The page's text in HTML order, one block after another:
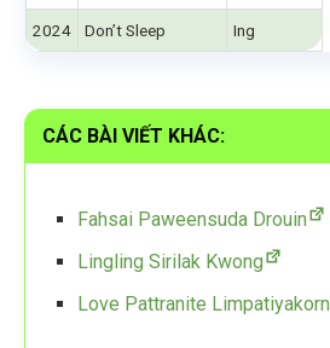
2024 Don’t Sleep Ing
CÁC BÀI VIẾT KHÁC:
Fahsai Paweensuda Drouin
Lingling Sirilak Kwong
Love Pattranite Limpatiyakorn